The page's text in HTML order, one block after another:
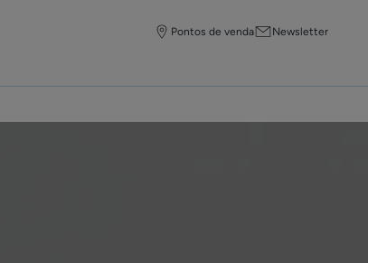
Pontos de venda Newsletter